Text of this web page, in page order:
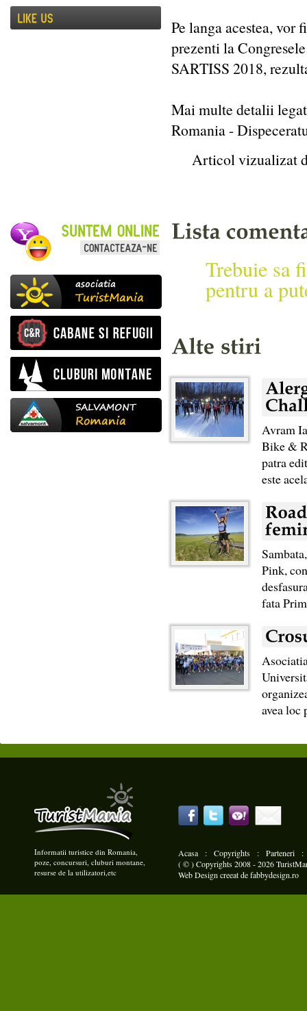
Pe langa acestea,
prezenti la
SARTISS 2018,
Mai multe detalii
Romania -
Articol vizualizat
Trebuie sa
pentru a
Avram
Bike &
patra
este
Pink,
fata
avea loc
Informatii turistice din Romania,
poze, concursuri, cluburi montane,
resurse de la utilizatori,etc
Acasa : Copyrights : Parteneri
( © ) Copyrights 2008 - 2026
Web Design creeat defabbydesign.ro